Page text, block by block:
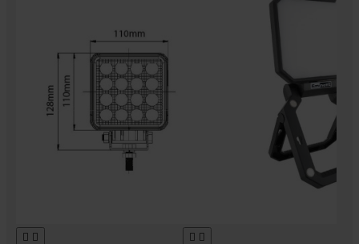
   